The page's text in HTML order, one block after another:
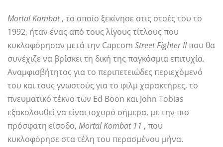
Mortal Kombat, το οποίο ξεκίνησε στις στοές του το
1992, ήταν ένας από τους λίγους τίτλους που
κυκλοφόρησαν μετά την Capcom Street Fighter IIπου θα
συνέχιζε να βρίσκει τη δική της παγκόσμια επιτυχία.
Αναμφισβήτητος για το περιπετειώδες περιεχόμενό
του και τους γνωστούς για το φιλμ χαρακτήρες, το
πνευματικό τέκνο των Ed Boon και John Tobias
εξακολουθεί να είναι ισχυρό σήμερα, με την πιο
πρόσφατη είσοδο, Mortal Kombat 11 , που
κυκλοφόρησε στα τέλη του περασμένου μήνα.